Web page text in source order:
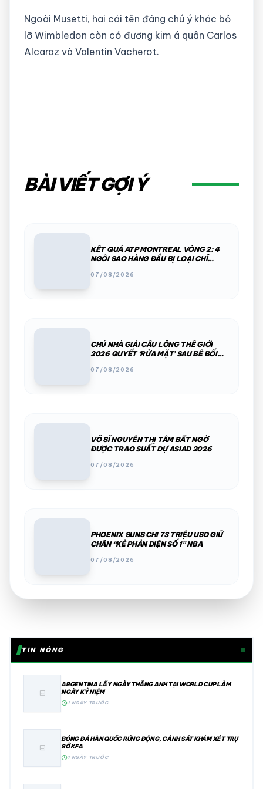
Ngoài Musetti, hai cái tên đáng chú ý khác bỏ
lỡ Wimbledon còn có đương kim á quân Carlos
Alcaraz và Valentin Vacherot.
BÀI VIẾT GỢI Ý
KẾT QUẢ ATP MONTREAL VÒNG 2: 4
NGÔI SAO HÀNG ĐẦU BỊ LOẠI CHỈ
07/08/2026
CHỦ NHÀ GIẢI CẦU LÔNG THẾ GIỚI
2026 QUYẾT ‘RỬA MẶT’ SAU BÊ BỐI
07/08/2026
VÕ SĨ NGUYỄN THỊ TÂM BẤT NGỜ
ĐƯỢC TRAO SUẤT DỰ ASIAD 2026
07/08/2026
PHOENIX SUNS CHI 73 TRIỆU USD GIỮ
CHÂN “KẺ PHẢN DIỆN SỐ 1” NBA
07/08/2026
TIN NÓNG
image
ARGENTINA LẤY NGÀY THẮNG ANH TẠI WORLD CUP LÀM
NGÀY KỶ NIỆM
schedule1 NGÀY TRƯỚC
image
BÓNG ĐÁ HÀN QUỐC RÚNG ĐỘNG, CẢNH SÁT KHÁM XÉT TRỤ
SỞ KFA
schedule1 NGÀY TRƯỚC